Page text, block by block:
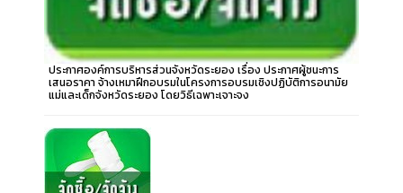
ประกาศองค์การบริหารส่วนจังหวัดระยอง เรื่อง ประกาศผู้ชนะการ
เสนอราคา จ้างเหมาฝึกอบรมในโครงการอบรมเชิงปฏิบัติการอนามัย
แม่และเด็กจังหวัดระยอง โดยวิธีเฉพาะเจาะจง